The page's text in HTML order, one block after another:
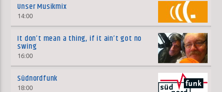
Unser Musikmix
14:00
It don’t mean a thing, if it ain’t got no
swing
16:00
Südnordfunk
18:00